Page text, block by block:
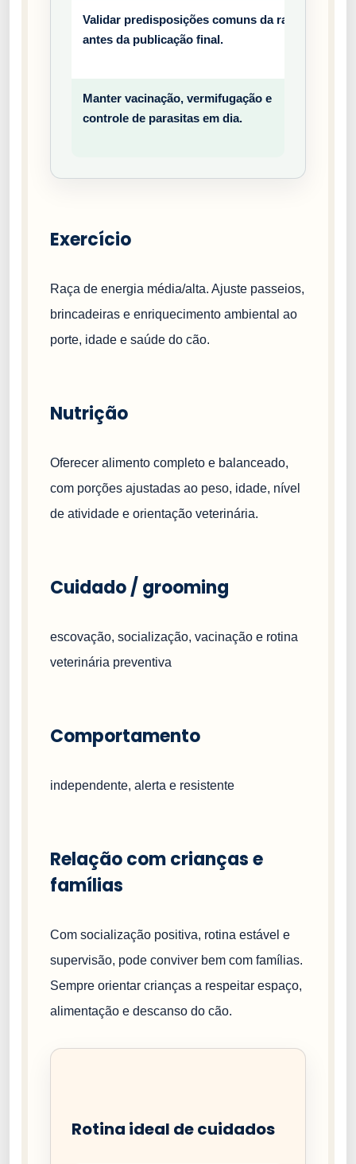
Validar predisposições comuns da raça
antes da publicação final.
Manter vacinação, vermifugação e
controle de parasitas em dia.
Exercício
Raça de energia média/alta. Ajuste passeios,
brincadeiras e enriquecimento ambiental ao
porte, idade e saúde do cão.
Nutrição
Oferecer alimento completo e balanceado,
com porções ajustadas ao peso, idade, nível
de atividade e orientação veterinária.
Cuidado / grooming
escovação, socialização, vacinação e rotina
veterinária preventiva
Comportamento
independente, alerta e resistente
Relação com crianças e
famílias
Com socialização positiva, rotina estável e
supervisão, pode conviver bem com famílias.
Sempre orientar crianças a respeitar espaço,
alimentação e descanso do cão.
Rotina ideal de cuidados